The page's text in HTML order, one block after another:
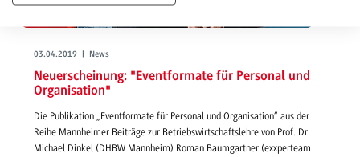
03.04.2019 | News
Neuerscheinung: "Eventformate für Personal und
Organisation"
Die Publikation „Eventformate für Personal und Organisation“ aus der
Reihe Mannheimer Beiträge zur Betriebswirtschaftslehre von Prof. Dr.
Michael Dinkel (DHBW Mannheim) Roman Baumgartner (exxperteam